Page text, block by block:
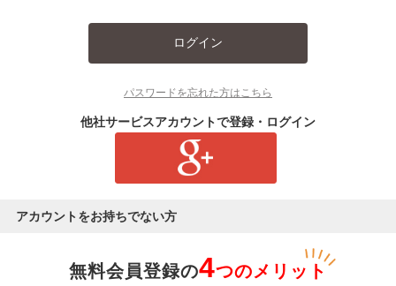
ログイン
パスワードを忘れた方はこちら
他社サービスアカウントで登録・ログイン
アカウントをお持ちでない方
無料会員登録の4つのメリット